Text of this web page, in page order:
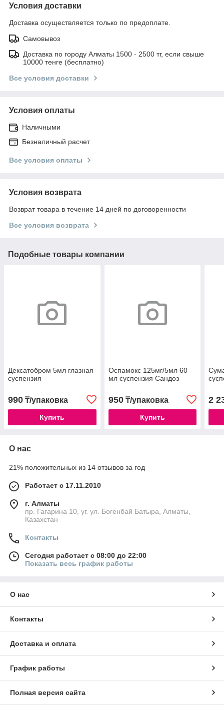
Условия доставки
Доставка осуществляется только по предоплате.
Самовывоз
Доставка по городу Алматы 1500 - 2500 тг, если свыше
10000 тенге (бесплатно)
Все условия доставки
Условия оплаты
Наличными
Безналичный расчет
Все условия оплаты
Условия возврата
Возврат товара в течение 14 дней по договоренности
Все условия возврата
Подобные товары компании
Дексатобром 5мл глазная
суспензия
990 ₸/упаковка
Купить
Оспамокс 125мг/5мл 60
мл суспензия Сандоз
950₸/упаковка
Купить
2
О нас
21% положительных из 14 отзывов за год
Работает с 17.11.2010
г. Алматы
пр. Гагарина 10, уг. ул. Богенбай Батыра, Алматы,
Казахстан
Контакты
Сегодня работает с 08:00 до 22:00
Показать весь график работы
О нас
Контакты
Доставка и оплата
График работы
Полная версия сайта